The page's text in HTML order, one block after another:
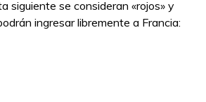
siguiente se consideran «rojos» y
ingresar libremente a Francia: